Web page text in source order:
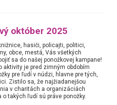
október 2025
hasiči, policajti, politici,
obce, mestá, Vás všetkých
sa do našej ponožkovej kampane!
aktivity je pred zimným obdobím
pre ľudí v núdzi, hlavne pre tých,
Zistilo sa, že najžiadanejšou
v charitách a organizáciách
takých ľudí sú práve ponožky.